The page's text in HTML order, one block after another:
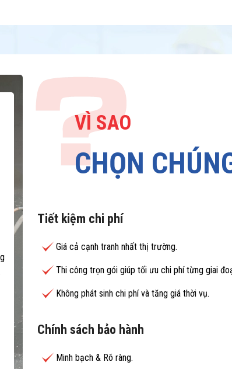
VÌ SAO
CHỌN
Tiết kiệm chi phí
Giá cả cạnh tranh nhất thị trường.
Thi công trọn gói giúp tối ưu chi phí từng giai
Không phát sinh chi phí và tăng giá thời vụ.
Chính sách bảo hành
Minh bạch & Rõ ràng.